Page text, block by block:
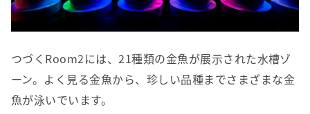
つづくRoom2には、21種類の金魚が展示された水槽ゾ
ーン。よく見る金魚から、珍しい品種までさまざまな金
魚が泳いでいます。